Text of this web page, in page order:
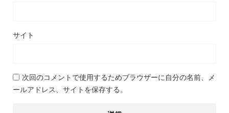
サイト
次回のコメントで使用するためブラウザーに自分の名前、メ
ールアドレス、サイトを保存する。